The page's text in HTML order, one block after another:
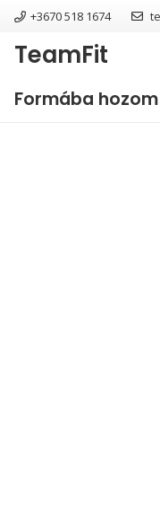
+3670 518 1674
TeamFit
Formába